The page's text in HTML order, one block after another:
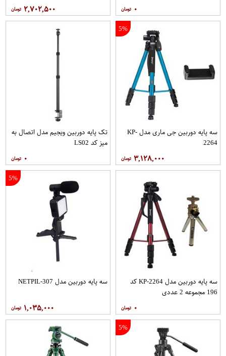
۰ ۲,۷۰۲,۵۰۰
5%
سه پایه دوربین جی ماری مدل KP-
2264
۳,۱۲۸,۰۰۰
تک پایه دوربین ویجیم مدل اتصال به
میز کد LS02
۰
سه پایه دوربین مدل KP-2264 کد
196 مجموعه 2 عددی
۰
5%
سه پایه دوربین مدل NETPIL-307
۱,۰۳۵,۰۰۰
5%